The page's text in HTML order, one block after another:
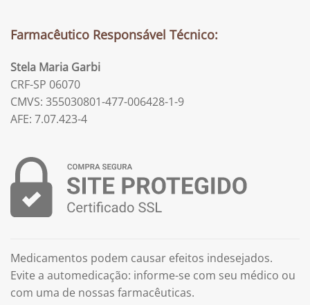
Farmacêutico Responsável Técnico:
Stela Maria Garbi
CRF-SP 06070
CMVS: 355030801-477-006428-1-9
AFE: 7.07.423-4
Medicamentos podem causar efeitos indesejados.
Evite a automedicação: informe-se com seu médico ou
com uma de nossas farmacêuticas.